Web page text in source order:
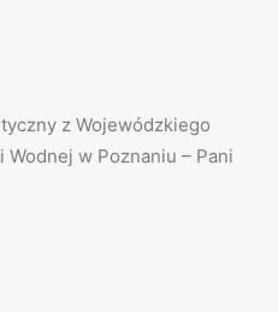
z Wojewódzkiego
w Poznaniu – Pani